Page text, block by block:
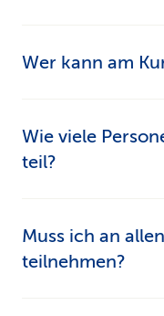
Wer kann am
CSS-Kunden ab 18
Wie viele
teil?
Teilnehmerzahl
Muss ich an
teilnehmen?